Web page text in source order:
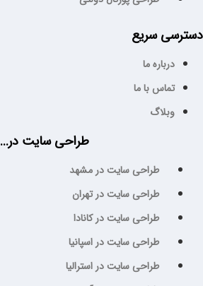
دسترسی سریع
درباره ما
تماس با ما
وبلاگ
طراحی سایت در...
طراحی سایت در مشهد
طراحی سایت در تهران
طراحی سایت در کانادا
طراحی سایت در اسپانیا
طراحی سایت در استرالیا